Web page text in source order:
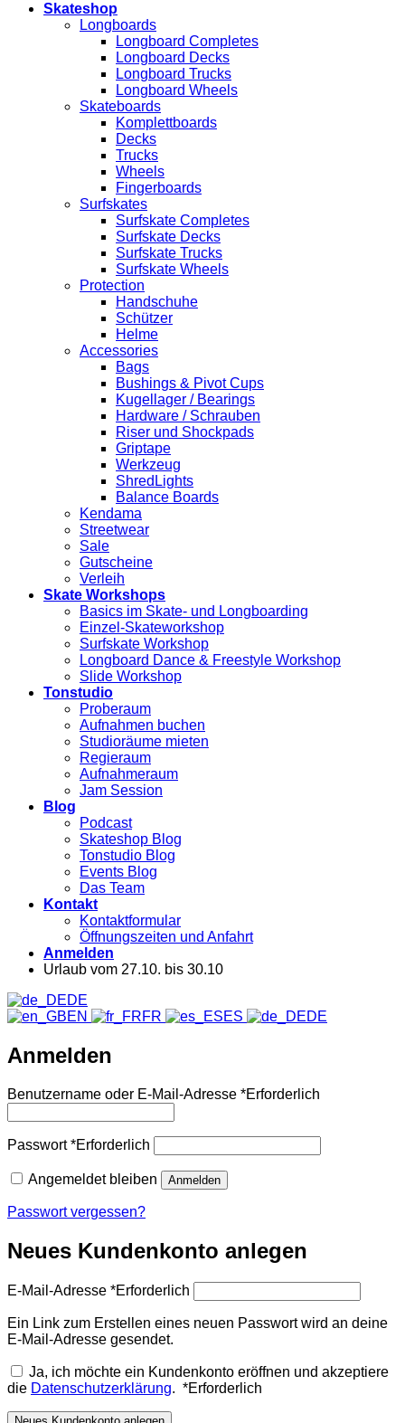
Skateshop
Longboards
Longboard Completes
Longboard Decks
Longboard Trucks
Longboard Wheels
Skateboards
Komplettboards
Decks
Trucks
Wheels
Fingerboards
Surfskates
Surfskate Completes
Surfskate Decks
Surfskate Trucks
Surfskate Wheels
Protection
Handschuhe
Schützer
Helme
Accessories
Bags
Bushings & Pivot Cups
Kugellager / Bearings
Hardware / Schrauben
Riser und Shockpads
Griptape
Werkzeug
ShredLights
Balance Boards
Kendama
Streetwear
Sale
Gutscheine
Verleih
Skate Workshops
Basics im Skate- und Longboarding
Einzel-Skateworkshop
Surfskate Workshop
Longboard Dance & Freestyle Workshop
Slide Workshop
Tonstudio
Proberaum
Aufnahmen buchen
Studioräume mieten
Regieraum
Aufnahmeraum
Jam Session
Blog
Podcast
Skateshop Blog
Tonstudio Blog
Events Blog
Das Team
Kontakt
Kontaktformular
Öffnungszeiten und Anfahrt
Anmelden
Urlaub vom 27.10. bis 30.10
DE
EN
FR ES DE
Anmelden
Benutzername oder E-Mail-Adresse *Erforderlich
Passwort*Erforderlich
Angemeldet bleiben Anmelden
Passwort vergessen?
Neues Kundenkonto anlegen
E-Mail-Adresse *Erforderlich
Ein Link zum Erstellen eines neuen Passwort wird an deine
E-Mail-Adresse gesendet.
Ja, ich möchte ein Kundenkonto eröffnen und akzeptiere
die Datenschutzerklärung. *Erforderlich